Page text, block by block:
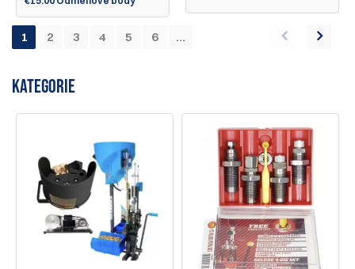
1 2 3 4 5 6 ...
KATEGORIE